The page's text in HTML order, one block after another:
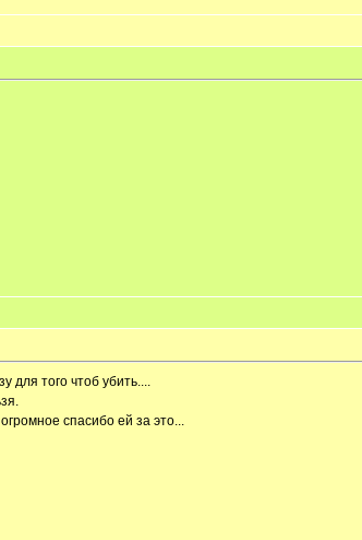
для того чтоб убить....
спасибо ей за это...